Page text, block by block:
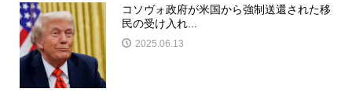
コソヴォ政府が米国から強制送還された移
民の受け入れ...
2025.06.13